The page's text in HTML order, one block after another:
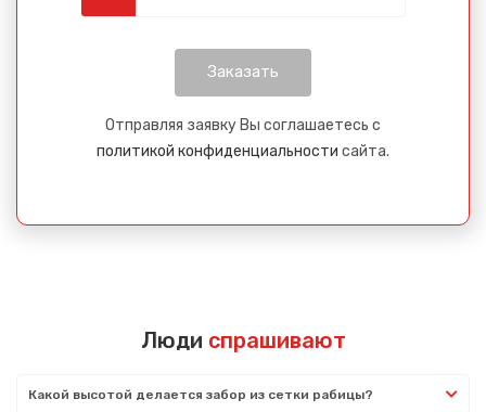
Отправляя заявку Вы соглашаетесь с
политикой конфиденциальности сайта.
Люди спрашивают
Какой высотой делается забор из сетки рабицы?